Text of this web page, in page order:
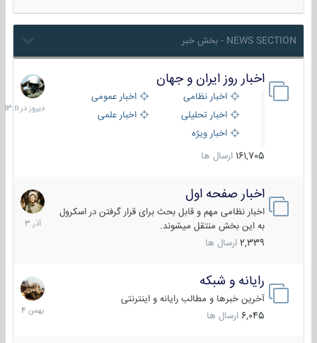
NEWS SECTION - بخش خبر
اخبار روز ایران و جهان
اخبار نظامی
اخبار عمومی
اخبار تحلیلی
اخبار علمی
اخبار ویژه
161,705 ارسال ها
دیروز
در
13:11
اخبار صفحه اول
اخبار نظامی مهم و قابل بحث برای قرار گرفتن در اسکرول
به این بخش منتقل میشوند.
2,339 ارسال ها
7
آذر
1403
رایانه و شبکه
آخرین خبرها و مطالب رایانه و اینترنتی
6,045 ارسال ها
30
بهمن
1404